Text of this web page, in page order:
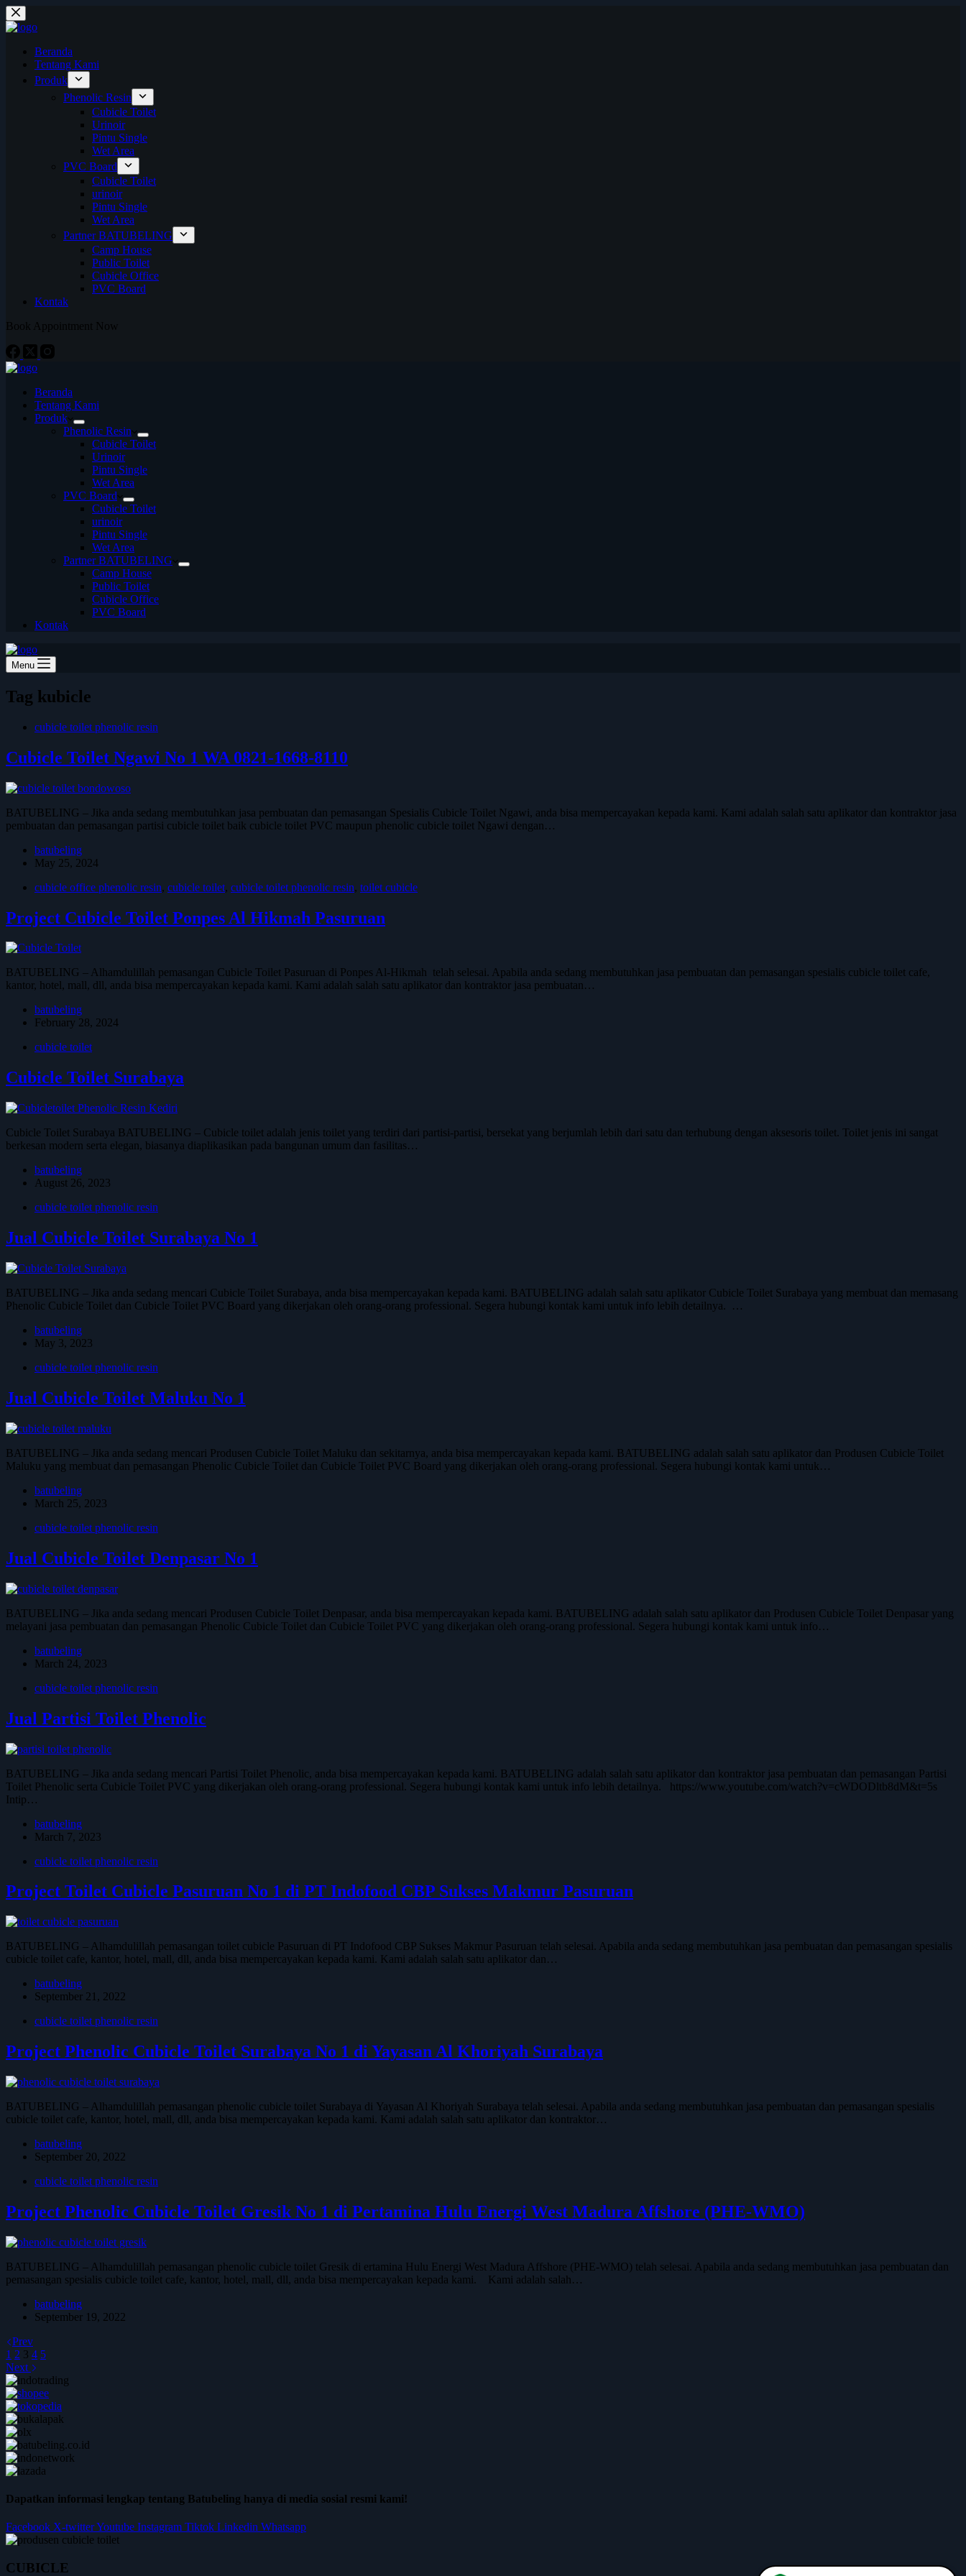
Skip
to
content
Beranda
Tentang Kami
Produk
Phenolic Resin
Cubicle Toilet
Urinoir
Pintu Single
Wet Area
PVC Board
Cubicle Toilet
urinoir
Pintu Single
Wet Area
Partner BATUBELING
Camp House
Public Toilet
Cubicle Office
PVC Board
Kontak
Book Appointment Now
Beranda
Tentang Kami
Produk
Phenolic Resin
Cubicle Toilet
Urinoir
Pintu Single
Wet Area
PVC Board
Cubicle Toilet
urinoir
Pintu Single
Wet Area
Partner BATUBELING
Camp House
Public Toilet
Cubicle Office
PVC Board
Kontak
Menu
Tag kubicle
cubicle toilet phenolic resin
Cubicle Toilet Ngawi No 1 WA 0821-1668-8110
BATUBELING – Jika anda sedang membutuhkan jasa pembuatan dan pemasangan Spesialis Cubicle Toilet Ngawi, anda bisa mempercayakan kepada kami. Kami adalah salah satu aplikator dan kontraktor jasa
pembuatan dan pemasangan partisi cubicle toilet baik cubicle toilet PVC maupun phenolic cubicle toilet Ngawi dengan…
batubeling
May 25, 2024
cubicle office phenolic resin, cubicle toilet, cubicle toilet phenolic resin, toilet cubicle
Project Cubicle Toilet Ponpes Al Hikmah Pasuruan
BATUBELING – Alhamdulillah pemasangan Cubicle Toilet Pasuruan di Ponpes Al-Hikmah telah selesai. Apabila anda sedang membutuhkan jasa pembuatan dan pemasangan spesialis cubicle toilet cafe,
kantor, hotel, mall, dll, anda bisa mempercayakan kepada kami. Kami adalah salah satu aplikator dan kontraktor jasa pembuatan…
batubeling
February 28, 2024
cubicle toilet
Cubicle Toilet Surabaya
Cubicle Toilet Surabaya BATUBELING – Cubicle toilet adalah jenis toilet yang terdiri dari partisi-partisi, bersekat yang berjumlah lebih dari satu dan terhubung dengan aksesoris toilet. Toilet jenis ini sangat
berkesan modern serta elegan, biasanya diaplikasikan pada bangunan umum dan fasilitas…
batubeling
August 26, 2023
cubicle toilet phenolic resin
Jual Cubicle Toilet Surabaya No 1
BATUBELING – Jika anda sedang mencari Cubicle Toilet Surabaya, anda bisa mempercayakan kepada kami. BATUBELING adalah salah satu aplikator Cubicle Toilet Surabaya yang membuat dan memasang
Phenolic Cubicle Toilet dan Cubicle Toilet PVC Board yang dikerjakan oleh orang-orang professional. Segera hubungi kontak kami untuk info lebih detailnya. …
batubeling
May 3, 2023
cubicle toilet phenolic resin
Jual Cubicle Toilet Maluku No 1
BATUBELING – Jika anda sedang mencari Produsen Cubicle Toilet Maluku dan sekitarnya, anda bisa mempercayakan kepada kami. BATUBELING adalah salah satu aplikator dan Produsen Cubicle Toilet
Maluku yang membuat dan pemasangan Phenolic Cubicle Toilet dan Cubicle Toilet PVC Board yang dikerjakan oleh orang-orang professional. Segera hubungi kontak kami untuk…
batubeling
March 25, 2023
cubicle toilet phenolic resin
Jual Cubicle Toilet Denpasar No 1
BATUBELING – Jika anda sedang mencari Produsen Cubicle Toilet Denpasar, anda bisa mempercayakan kepada kami. BATUBELING adalah salah satu aplikator dan Produsen Cubicle Toilet Denpasar yang
melayani jasa pembuatan dan pemasangan Phenolic Cubicle Toilet dan Cubicle Toilet PVC yang dikerjakan oleh orang-orang professional. Segera hubungi kontak kami untuk info…
batubeling
March 24, 2023
cubicle toilet phenolic resin
Jual Partisi Toilet Phenolic
BATUBELING – Jika anda sedang mencari Partisi Toilet Phenolic, anda bisa mempercayakan kepada kami. BATUBELING adalah salah satu aplikator dan kontraktor jasa pembuatan dan pemasangan Partisi
Toilet Phenolic serta Cubicle Toilet PVC yang dikerjakan oleh orang-orang professional. Segera hubungi kontak kami untuk info lebih detailnya. https://www.youtube.com/watch?v=cWDODltb8dM&t=5s
Intip…
batubeling
March 7, 2023
cubicle toilet phenolic resin
Project Toilet Cubicle Pasuruan No 1 di PT Indofood CBP Sukses Makmur Pasuruan
BATUBELING – Alhamdulillah pemasangan toilet cubicle Pasuruan di PT Indofood CBP Sukses Makmur Pasuruan telah selesai. Apabila anda sedang membutuhkan jasa pembuatan dan pemasangan spesialis
cubicle toilet cafe, kantor, hotel, mall, dll, anda bisa mempercayakan kepada kami. Kami adalah salah satu aplikator dan…
batubeling
September 21, 2022
cubicle toilet phenolic resin
Project Phenolic Cubicle Toilet Surabaya No 1 di Yayasan Al Khoriyah Surabaya
BATUBELING – Alhamdulillah pemasangan phenolic cubicle toilet Surabaya di Yayasan Al Khoriyah Surabaya telah selesai. Apabila anda sedang membutuhkan jasa pembuatan dan pemasangan spesialis
cubicle toilet cafe, kantor, hotel, mall, dll, anda bisa mempercayakan kepada kami. Kami adalah salah satu aplikator dan kontraktor…
batubeling
September 20, 2022
cubicle toilet phenolic resin
Project Phenolic Cubicle Toilet Gresik No 1 di Pertamina Hulu Energi West Madura Affshore (PHE-WMO)
BATUBELING – Alhamdulillah pemasangan phenolic cubicle toilet Gresik di ertamina Hulu Energi West Madura Affshore (PHE-WMO) telah selesai. Apabila anda sedang membutuhkan jasa pembuatan dan
pemasangan spesialis cubicle toilet cafe, kantor, hotel, mall, dll, anda bisa mempercayakan kepada kami. Kami adalah salah…
batubeling
September 19, 2022
Prev
1 2 3 4 5
Next
Dapatkan informasi lengkap tentang Batubeling hanya di media sosial resmi kami!
Facebook X-twitterYoutube Instagram Tiktok Linkedin Whatsapp
CUBICLE